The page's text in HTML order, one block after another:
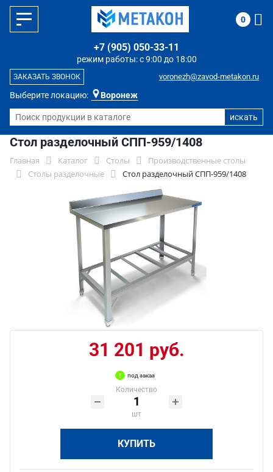
Выберите локацию: Воронеж
режим работы: с 9:00 до 18:00
+7 (905) 050-33-11
voronezh@zavod-metakon.ru
ЗАКАЗАТЬ ЗВОНОК
0
Стол разделочный СПП-959/1408
Главная Каталог Столы
Производственные столы
Столы разделочные
Стол разделочный СПП-959/1408
31 201 руб.
под заказ
Количество
шт
КУПИТЬ